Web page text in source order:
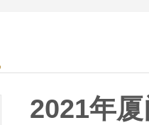
2021年